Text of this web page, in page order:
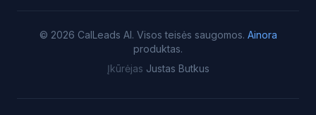
© 2026 CalLeads AI. Visos teisės saugomos. Ainora
produktas.
Įkūrėjas Justas Butkus